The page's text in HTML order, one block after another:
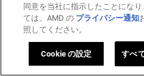
同意を当社に指示したことにな
ては、AMD の プライバシー通知
照してください。
Cookie の設定 すべ